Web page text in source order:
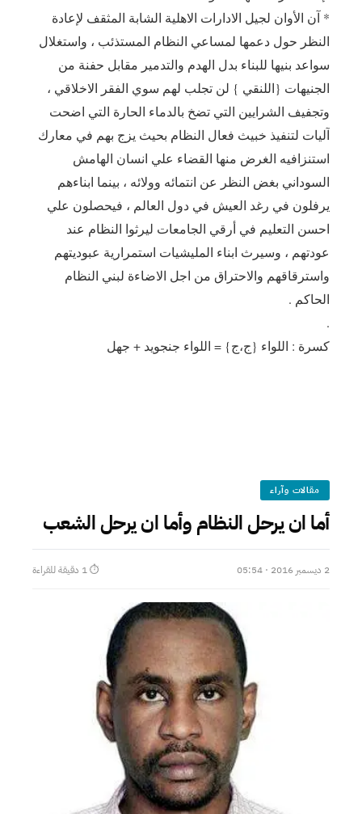
* آن الأوان لجيل الادارات الاهلية الشابة المثقف لإعادة
النظر حول دعمها لمساعي النظام المستذئب ، واستغلال
سواعد بنيها للبناء بدل الهدم والتدمير مقابل حفنة من
الجنيهات {اللنقي } لن تجلب لهم سوي الفقر الاخلاقي ،
وتجفيف الشرايين التي تضخ بالدماء الحارة التي اضحت
آليات لتنفيذ خبيث فعال النظام بحيث يزج بهم في معارك
استنزافيه الغرض منها القضاء علي انسان الهامش
السوداني بغض النظر عن انتمائه وولائه ، بينما ابناءهم
يرفلون في رغد العيش في دول العالم ، فيحصلون علي
احسن التعليم في أرقي الجامعات ليرثوا النظام عند
عودتهم ، وسيرث ابناء المليشيات استمرارية عبوديتهم
واسترقاقهم والاحتراق من اجل الاضاءة لبني النظام
الحاكم .
.
كسرة : اللواء {ج،ج} = اللواء جنجويد + جهل
مقالات وآراء
أما ان يرحل النظام وأما ان يرحل الشعب
2 ديسمبر 2016 · 05:54 ⏱ 1 دقيقة للقراءة